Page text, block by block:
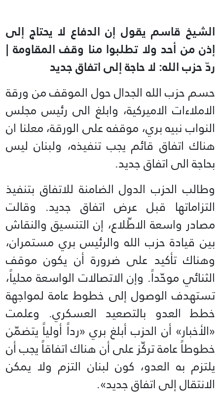
الشيخ قاسم يقول إن الدفاع لا يحتاج إلى
إذن من أحد ولا تطلبوا منا وقف المقاومة |
ردّ حزب الله: لا حاجة إلى اتفاق جديد
حسم حزب الله الجدال حول الموقف من ورقة
الاملاءات الاميركية، وابلغ الى رئيس مجلس
النواب نبيه بري، موقفه على الورقة، معلنا ان
هناك اتفاق قائم يجب تنفيذه، ولبنان ليس
بحاجة الى اتفاق جديد.
وطالب الحزب الدول الضامنة للاتفاق بتنفيذ
التزاماتها قبل عرض اتفاق جديد. وقالت
مصادر واسعة الاطّلاع، إن التنسيق والنقاش
بين قيادة حزب الله والرئيس بري مستمران،
وهناك تأكيد على ضرورة أن يكون موقف
الثنائي موحّداً. وإن الاتصالات الواسعة محلياً،
تستهدف الوصول إلى خطوط عامة لمواجهة
خطط العدو بالتصعيد العسكري. وعلمت
«الأخبار» أن الحزب أبلغ بري «رداً أولياً يتضمّن
خطوطاً عامة تركّز على أن هناك اتفاقاً يجب أن
يلتزم به العدو، كون لبنان التزم ولا يمكن
الانتقال إلى اتفاق جديد».